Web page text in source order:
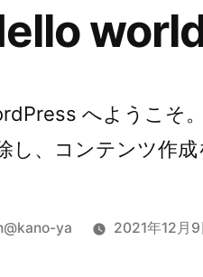
へようこそ
し、コンテンツ作
ya 2021年12月